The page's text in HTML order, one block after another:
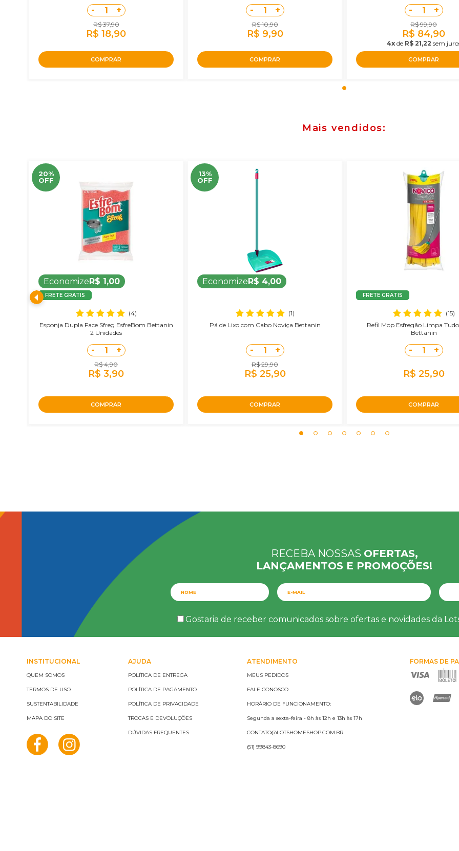
- 1 +
R$ 37,90
R$ 18,90
COMPRAR
- 1 +
R$ 10,90
R$ 9,90
COMPRAR
- 1 +
R$ 99,90
R$ 84,90
4xde R$ 21,22 sem
COMPRAR
Mais vendidos
FRETE GRATIS
20%
OFF
EconomizeR$ 1,00
(4)
Esponja Dupla Face Sfreg EsfreBom Bettanin
2 Unidades
- 1 +
R$ 4,90
R$ 3,90
COMPRAR
13%
OFF
EconomizeR$ 4,00
(1)
Pá de Lixo com Cabo Noviça Bettanin
- 1 +
R$ 29,90
R$ 25,90
COMPRAR
FRETE GRATIS
(15)
Refil Mop Esfregão Limpa
Bettanin
- 1 +
R$ 25,90
COMPRAR
RECEBA NOSSAS OFERTAS,
LANÇAMENTOS E PROMOÇÕES!
Gostaria de receber comunicados sobre ofertas e novidades da
INSTITUCIONAL
QUEM SOMOS
TERMOS DE USO
SUSTENTABILIDADE
MAPA DO SITE
AJUDA
POLÍTICA DE ENTREGA
POLÍTICA DE PAGAMENTO
POLÍTICA DE PRIVACIDADE
TROCAS E DEVOLUÇÕES
DÚVIDAS FREQUENTES
ATENDIMENTO
MEUS PEDIDOS
FALE CONOSCO
HORÁRIO DE FUNCIONAMENTO:
Segunda a sexta-feira - 8h às 12h e 13h às 17h
CONTATO@LOTSHOMESHOP.COM.BR
(51) 99843-8690
FORMAS DE